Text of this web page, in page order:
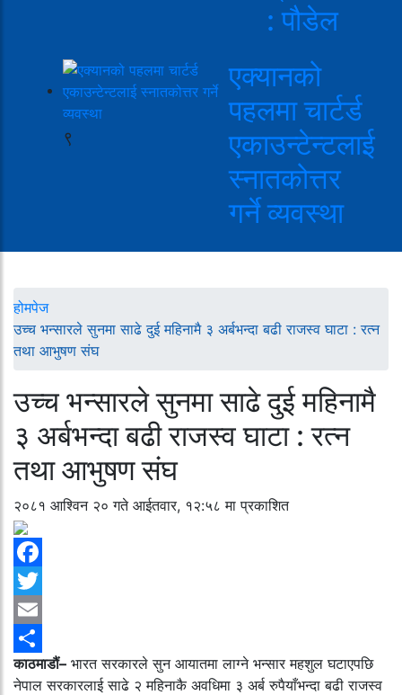
: पौडेल
९
एक्यानको
पहलमा चार्टर्ड
एकाउन्टेन्टलाई
स्नातकोत्तर
गर्ने व्यवस्था
होमपेज
उच्च भन्सारले सुनमा साढे दुई महिनामै ३ अर्बभन्दा बढी राजस्व घाटा : रत्न
तथा आभुषण संघ
उच्च भन्सारले सुनमा साढे दुई महिनामै
३ अर्बभन्दा बढी राजस्व घाटा : रत्न
तथा आभुषण संघ
२०८१ आश्विन २० गते आईतवार, १२:५८ मा प्रकाशित
Facebook
Twitter
Email
Share
काठमाडौं– भारत सरकारले सुन आयातमा लाग्ने भन्सार महशुल घटाएपछि
नेपाल सरकारलाई साढे २ महिनाकै अवधिमा ३ अर्ब रुपैयाँभन्दा बढी राजस्व